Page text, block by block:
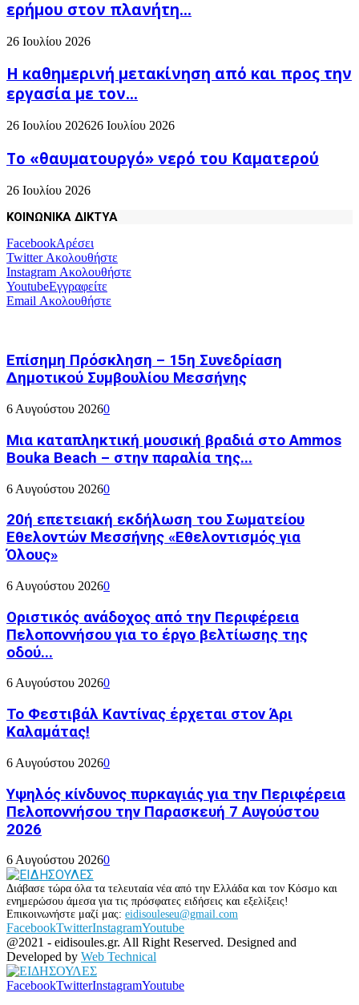
ερήμου στον πλανήτη...
26 Ιουλίου 2026
H καθημερινή μετακίνηση από και προς την
εργασία με τον...
26 Ιουλίου 202626 Ιουλίου 2026
Το «θαυματουργό» νερό του Καματερού
26 Ιουλίου 2026
ΚΟΙΝΩΝΙΚΑ ΔΙΚΤΥΑ
FacebookΑρέσει
TwitterΑκολουθήστε
Instagram Ακολουθήστε
YoutubeΕγγραφείτε
Email Ακολουθήστε
Επίσημη Πρόσκληση – 15η Συνεδρίαση
Δημοτικού Συμβουλίου Μεσσήνης
6 Αυγούστου 20260
Μια καταπληκτική μουσική βραδιά στο Ammos
Bouka Beach – στην παραλία της...
6 Αυγούστου 20260
20ή επετειακή εκδήλωση του Σωματείου
Εθελοντών Μεσσήνης «Εθελοντισμός για
Όλους»
6 Αυγούστου 20260
Οριστικός ανάδοχος από την Περιφέρεια
Πελοποννήσου για το έργο βελτίωσης της
οδού...
6 Αυγούστου 20260
Το Φεστιβάλ Καντίνας έρχεται στον Άρι
Καλαμάτας!
6 Αυγούστου 20260
Υψηλός κίνδυνος πυρκαγιάς για την Περιφέρεια
Πελοποννήσου την Παρασκευή 7 Αυγούστου
2026
6 Αυγούστου 20260
Διάβασε τώρα όλα τα τελευταία νέα από την Ελλάδα και τον Κόσμο και
ενημερώσου άμεσα για τις πρόσφατες ειδήσεις και εξελίξεις!
Επικοινωνήστε μαζί μας: eidisouleseu@gmail.com
FacebookTwitterInstagramYoutube
@2021 - eidisoules.gr. All Right Reserved. Designed and
Developed by Web Technical
FacebookTwitterInstagramYoutube